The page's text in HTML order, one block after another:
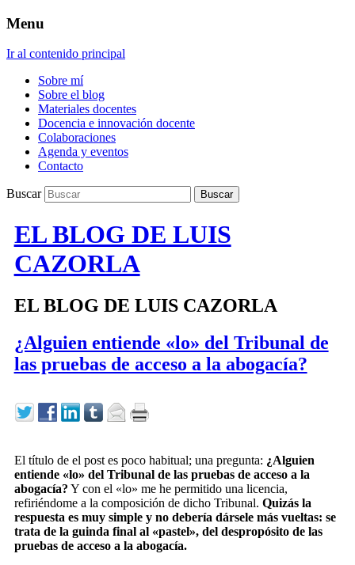
Menu
Ir al contenido principal
Sobre mí
Sobre el blog
Materiales docentes
Docencia e innovación docente
Colaboraciones
Agenda y eventos
Contacto
Buscar
EL BLOG DE LUIS
CAZORLA
EL BLOG DE LUIS CAZORLA
¿Alguien entiende «lo» del Tribunal de
las pruebas de acceso a la abogacía?
El título de el post es poco habitual; una pregunta: ¿Alguien
entiende «lo» del Tribunal de las pruebas de acceso a la
abogacía? Y con el «lo» me he permitido una licencia,
refiriéndome a la composición de dicho Tribunal. Quizás la
respuesta es muy simple y no debería dársele más vueltas: se
trata de la guinda final al «pastel», del despropósito de las
pruebas de acceso a la abogacía.